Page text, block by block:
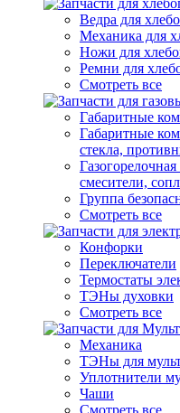
Ведра для
Механика для
Ножи для
Ремни для
Смотреть все
Габаритные
Габаритные
стекла,
смесители,
Группа
Смотреть все
Конфорки
Переключатели
Термостаты
ТЭНы духовки
Смотреть все
Механика
ТЭНы для
Уплотнители
Чаши
Смотреть все